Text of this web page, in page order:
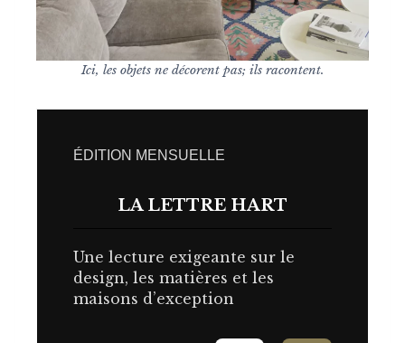
Ici, les objets ne décorent pas; ils racontent.
ÉDITION MENSUELLE
LA LETTRE HART
Une lecture exigeante sur le
design, les matières et les
maisons d’exception